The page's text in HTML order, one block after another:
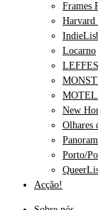
Frames
Harvard
Locarno
New
Olhares
Porto/
Acção!